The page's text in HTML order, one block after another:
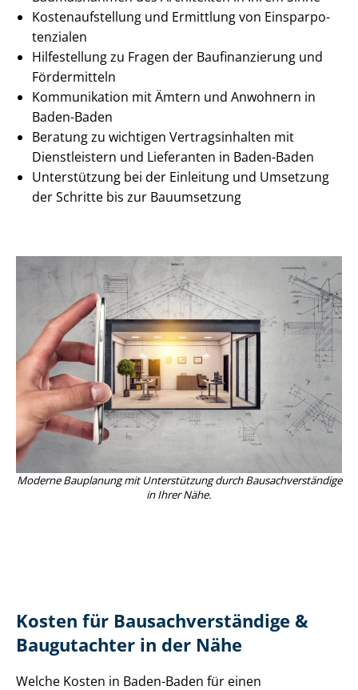
Kos­ten­auf­stel­lung und Ermittlung von Ein­spar­po­
ten­zia­len
Hilfestellung zu Fragen der Baufinanzierung und
Fördermitteln
Kommunikation mit Ämtern und Anwohnern in
Baden-Baden
Beratung zu wichtigen Ver­trags­in­hal­ten mit
Dienstleistern und Lieferanten in Baden-Baden
Unterstützung bei der Einleitung und Umsetzung
der Schritte bis zur Bauumsetzung
Moderne Bauplanung mit Unterstützung durch Bau­sach­ver­stän­di­ge
in Ihrer Nähe.
Kosten für Bau­sach­ver­stän­di­ge &
Baugutachter in der Nähe
Welche Kosten in Baden-Baden für einen